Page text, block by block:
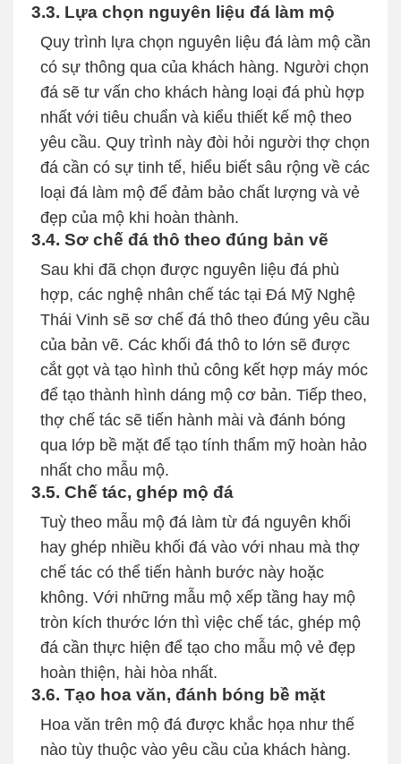
3.3. Lựa chọn nguyên liệu đá làm mộ
Quy trình lựa chọn nguyên liệu đá làm mộ cần
có sự thông qua của khách hàng. Người chọn
đá sẽ tư vấn cho khách hàng loại đá phù hợp
nhất với tiêu chuẩn và kiểu thiết kế mộ theo
yêu cầu. Quy trình này đòi hỏi người thợ chọn
đá cần có sự tinh tế, hiểu biết sâu rộng về các
loại đá làm mộ để đảm bảo chất lượng và vẻ
đẹp của mộ khi hoàn thành.
3.4. Sơ chế đá thô theo đúng bản vẽ
Sau khi đã chọn được nguyên liệu đá phù
hợp, các nghệ nhân chế tác tại Đá Mỹ Nghệ
Thái Vinh sẽ sơ chế đá thô theo đúng yêu cầu
của bản vẽ. Các khối đá thô to lớn sẽ được
cắt gọt và tạo hình thủ công kết hợp máy móc
để tạo thành hình dáng mộ cơ bản. Tiếp theo,
thợ chế tác sẽ tiến hành mài và đánh bóng
qua lớp bề mặt để tạo tính thẩm mỹ hoàn hảo
nhất cho mẫu mộ.
3.5. Chế tác, ghép mộ đá
Tuỳ theo mẫu mộ đá làm từ đá nguyên khối
hay ghép nhiều khối đá vào với nhau mà thợ
chế tác có thể tiến hành bước này hoặc
không. Với những mẫu mộ xếp tầng hay mộ
tròn kích thước lớn thì việc chế tác, ghép mộ
đá cần thực hiện để tạo cho mẫu mộ vẻ đẹp
hoàn thiện, hài hòa nhất.
3.6. Tạo hoa văn, đánh bóng bề mặt
Hoa văn trên mộ đá được khắc họa như thế
nào tùy thuộc vào yêu cầu của khách hàng.